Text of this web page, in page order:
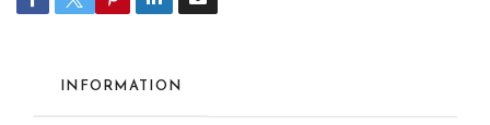
INFORMATION